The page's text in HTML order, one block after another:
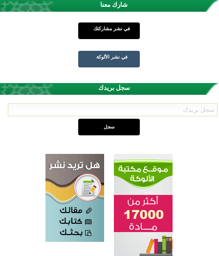
شارك معنا
في نشر مشاركتك
في نشر الألوكة
سجل بريدك